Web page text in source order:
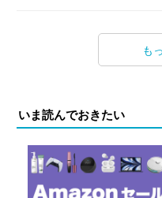
も
いま読んでおきたい